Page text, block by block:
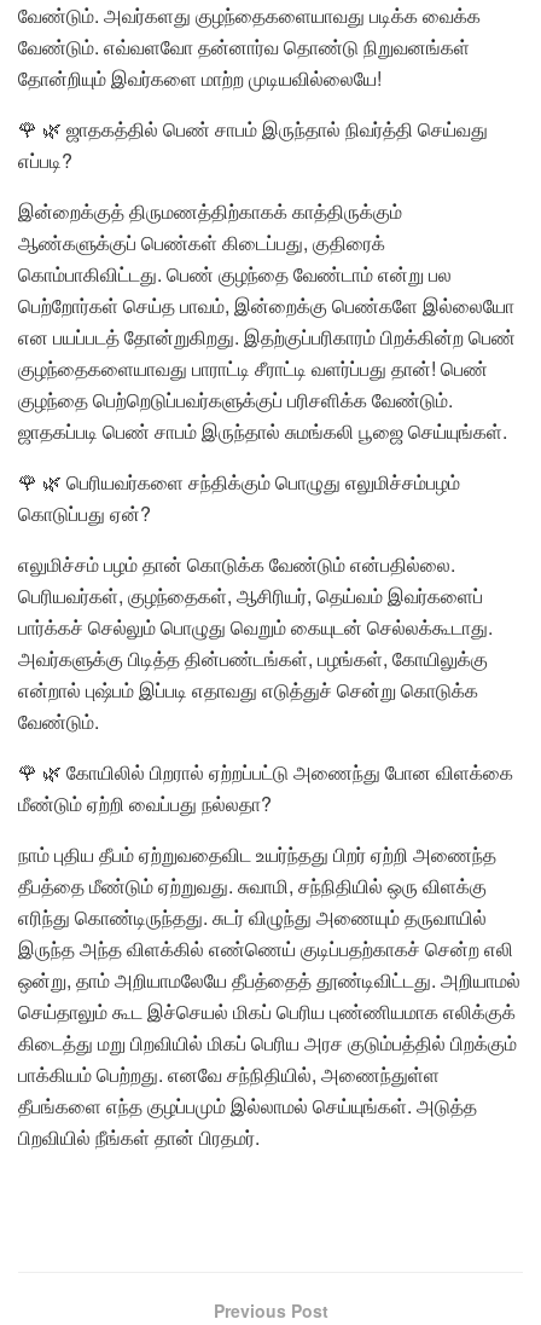
வேண்டும். அவர்களது குழந்தைகளையாவது படிக்க வைக்க
வேண்டும். எவ்வளவோ தன்னார்வ தொண்டு நிறுவனங்கள்
தோன்றியும் இவர்களை மாற்ற முடியவில்லையே!
🌹 🌿 ஜாதகத்தில் பெண் சாபம் இருந்தால் நிவர்த்தி செய்வது
எப்படி?
இன்றைக்குத் திருமணத்திற்காகக் காத்திருக்கும்
ஆண்களுக்குப் பெண்கள் கிடைப்பது, குதிரைக்
கொம்பாகிவிட்டது. பெண் குழந்தை வேண்டாம் என்று பல
பெற்றோர்கள் செய்த பாவம், இன்றைக்கு பெண்களே இல்லையோ
என பயப்படத் தோன்றுகிறது. இதற்குப்பரிகாரம் பிறக்கின்ற பெண்
குழந்தைகளையாவது பாராட்டி சீராட்டி வளர்ப்பது தான்! பெண்
குழந்தை பெற்றெடுப்பவர்களுக்குப் பரிசளிக்க வேண்டும்.
ஜாதகப்படி பெண் சாபம் இருந்தால் சுமங்கலி பூஜை செய்யுங்கள்.
🌹 🌿 பெரியவர்களை சந்திக்கும் பொழுது எலுமிச்சம்பழம்
கொடுப்பது ஏன்?
எலுமிச்சம் பழம் தான் கொடுக்க வேண்டும் என்பதில்லை.
பெரியவர்கள், குழந்தைகள், ஆசிரியர், தெய்வம் இவர்களைப்
பார்க்கச் செல்லும் பொழுது வெறும் கையுடன் செல்லக்கூடாது.
அவர்களுக்கு பிடித்த தின்பண்டங்கள், பழங்கள், கோயிலுக்கு
என்றால் புஷ்பம் இப்படி எதாவது எடுத்துச் சென்று கொடுக்க
வேண்டும்.
🌹 🌿 கோயிலில் பிறரால் ஏற்றப்பட்டு அணைந்து போன விளக்கை
மீண்டும் ஏற்றி வைப்பது நல்லதா?
நாம் புதிய தீபம் ஏற்றுவதைவிட உயர்ந்தது பிறர் ஏற்றி அணைந்த
தீபத்தை மீண்டும் ஏற்றுவது. சுவாமி, சந்நிதியில் ஒரு விளக்கு
எரிந்து கொண்டிருந்தது. சுடர் விழுந்து அணையும் தருவாயில்
இருந்த அந்த விளக்கில் எண்ணெய் குடிப்பதற்காகச் சென்ற எலி
ஒன்று, தாம் அறியாமலேயே தீபத்தைத் தூண்டிவிட்டது. அறியாமல்
செய்தாலும் கூட இச்செயல் மிகப் பெரிய புண்ணியமாக எலிக்குக்
கிடைத்து மறு பிறவியில் மிகப் பெரிய அரச குடும்பத்தில் பிறக்கும்
பாக்கியம் பெற்றது. எனவே சந்நிதியில், அணைந்துள்ள
தீபங்களை எந்த குழப்பமும் இல்லாமல் செய்யுங்கள். அடுத்த
பிறவியில் நீங்கள் தான் பிரதமர்.
Previous Post